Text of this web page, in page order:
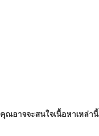
คุณอาจจะสนใจเนื้อหาเหล่านี้